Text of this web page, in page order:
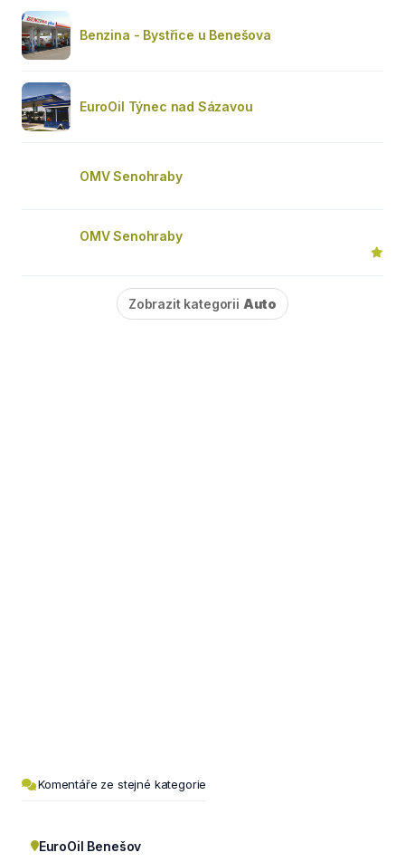
Benzina - Bystřice u Benešova
EuroOil Týnec nad Sázavou
OMV Senohraby
OMV Senohraby
Zobrazit kategorii Auto
Komentáře ze stejné kategorie
EuroOil Benešov